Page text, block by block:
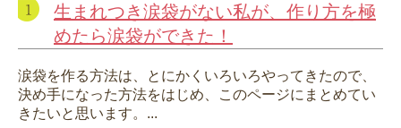
生まれつき涙袋がない私が、作り方を極
めたら涙袋ができた！
涙袋を作る方法は、とにかくいろいろやってきたので、
決め手になった方法をはじめ、このページにまとめてい
きたいと思います。...